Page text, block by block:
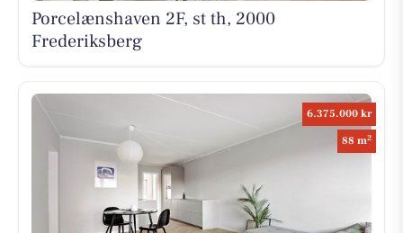
Porcelænshaven 2F, st th, 2000
Frederiksberg
6.375.000 kr
88 m2